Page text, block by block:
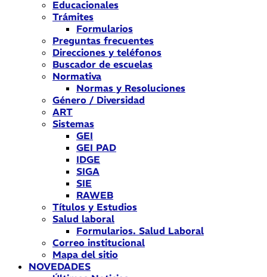
Educacionales
Trámites
Formularios
Preguntas frecuentes
Direcciones y teléfonos
Buscador de escuelas
Normativa
Normas y Resoluciones
Género / Diversidad
ART
Sistemas
GEI
GEI PAD
IDGE
SIGA
SIE
RAWEB
Títulos y Estudios
Salud laboral
Formularios. Salud Laboral
Correo institucional
Mapa del sitio
NOVEDADES